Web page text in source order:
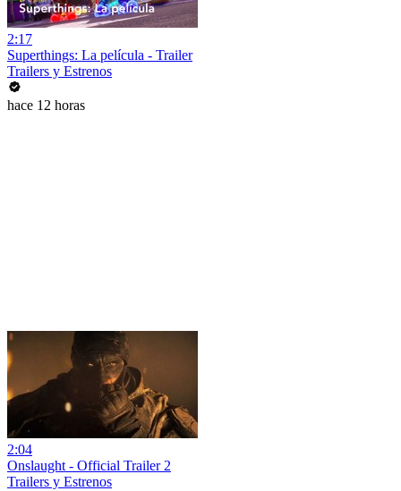
2:17
Superthings: La película - Trailer
Trailers y Estrenos
hace 12 horas
2:04
Onslaught - Official Trailer 2
Trailers y Estrenos